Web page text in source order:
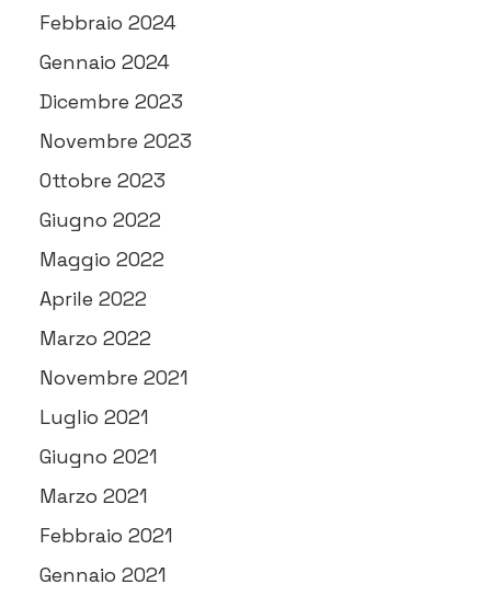
Febbraio 2024
Gennaio 2024
Dicembre 2023
Novembre 2023
Ottobre 2023
Giugno 2022
Maggio 2022
Aprile 2022
Marzo 2022
Novembre 2021
Luglio 2021
Giugno 2021
Marzo 2021
Febbraio 2021
Gennaio 2021